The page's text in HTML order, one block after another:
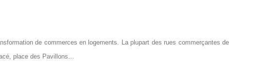
de commerces en logements. La plupart des rues commerçantes de
place des Pavillons…